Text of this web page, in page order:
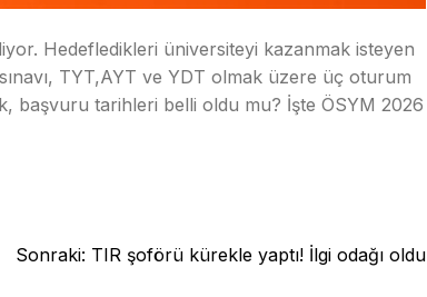
Hedefledikleri üniversiteyi kazanmak isteyen
TYT,AYT ve YDT olmak üzere üç oturum
başvuru tarihleri belli oldu mu? İşte ÖSYM 2026
Sonraki: TIR şoförü kürekle yaptı! İlgi odağı oldu